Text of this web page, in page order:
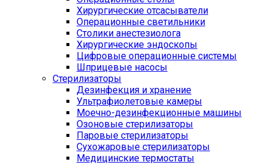
Хирургические отсасыватели
Операционные светильники
Столики анестезиолога
Хирургические эндоскопы
Цифровые операционные системы
Шприцевые насосы
Стерилизаторы
Дезинфекция и хранение
Ультрафиолетовые камеры
Моечно-дезинфекционные машины
Озоновые стерилизаторы
Паровые стерилизаторы
Сухожаровые стерилизаторы
Медицинские термостаты